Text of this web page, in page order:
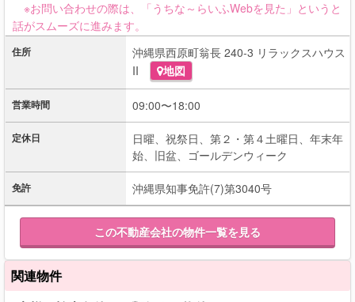
※お問い合わせの際は、「うちな～らいふWebを見た」というと
話がスムーズに進みます。
住所
沖縄県西原町翁長 240-3 リラックスハウス
II
地図
営業時間 09:00〜18:00
定休日
日曜、祝祭日、第２・第４土曜日、年末年
始、旧盆、ゴールデンウィーク
免許 沖縄県知事免許(7)第3040号
この不動産会社の物件一覧を見る
関連物件